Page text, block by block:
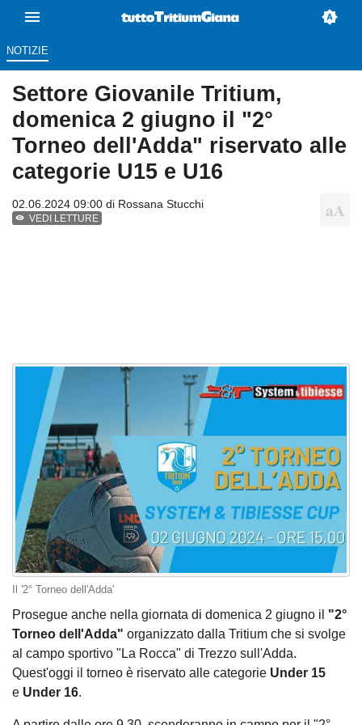
NOTIZIE
Settore Giovanile Tritium,
domenica 2 giugno il "2°
Torneo dell'Adda" riservato alle
categorie U15 e U16
02.06.2024 09:00 di Rossana Stucchi
VEDI LETTURE
Il '2° Torneo dell'Adda'
Prosegue anche nella giornata di domenica 2 giugno il "2°
Torneo dell'Adda" organizzato dalla Tritium che si svolge
al campo sportivo "La Rocca" di Trezzo sull'Adda.
Quest'oggi il torneo è riservato alle categorie Under 15
e Under 16.